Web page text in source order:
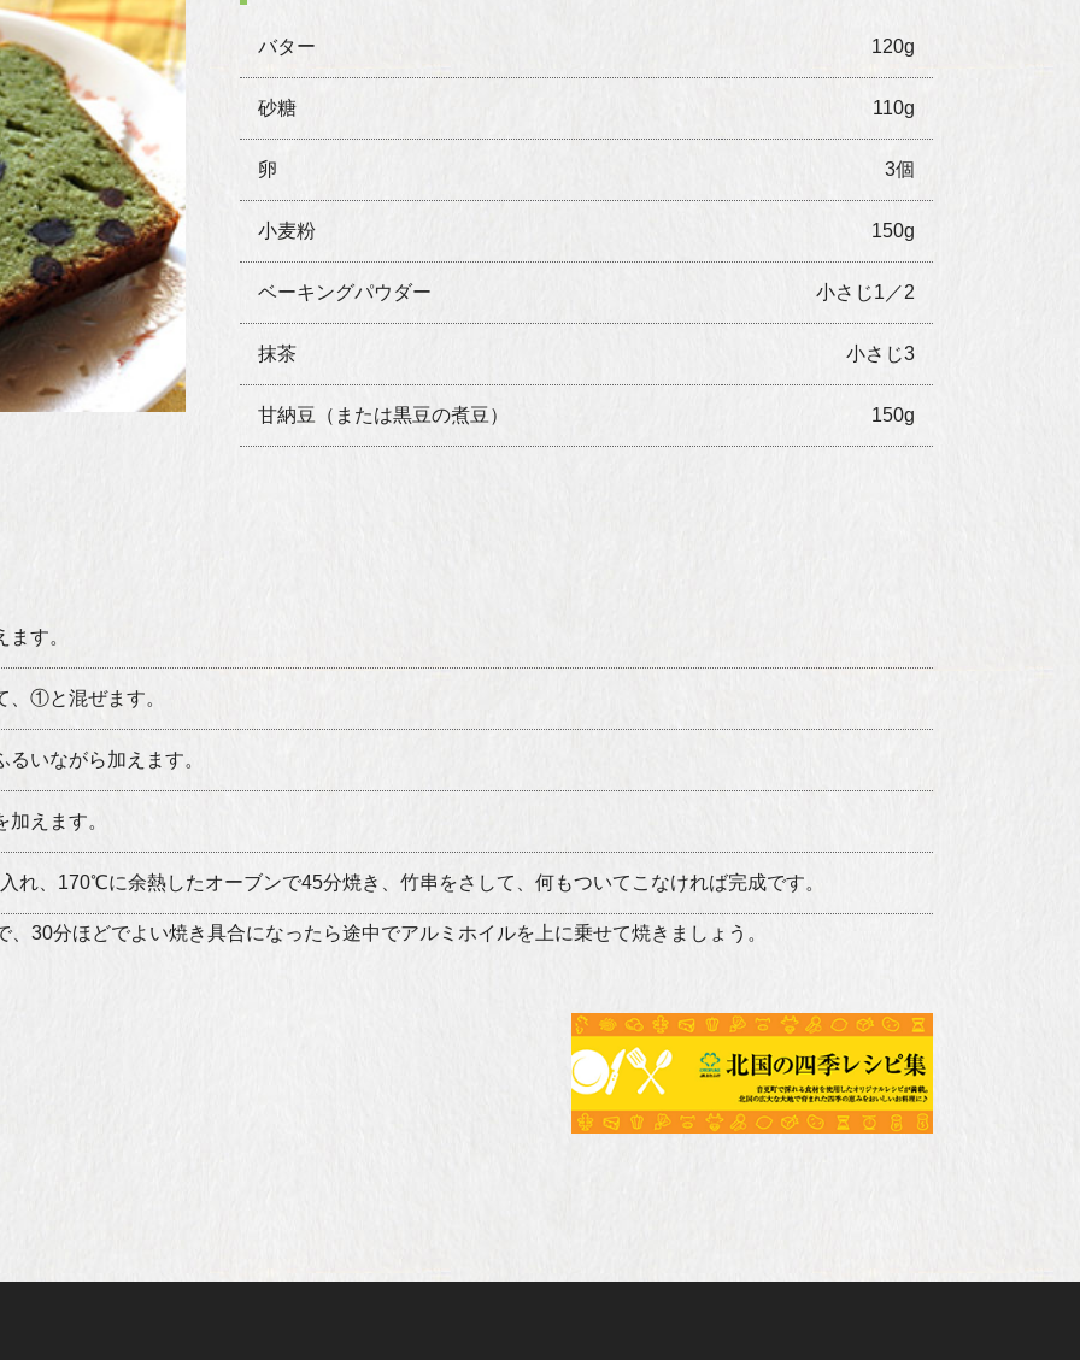
バター 120g
砂糖 110g
卵 3個
小麦粉 150g
ベーキングパウダー 小さじ1／2
抹茶 小さじ3
甘納豆（または黒豆の煮豆） 150g
す。
、①と混ぜます。
いながら加えます。
えます。
れ、170℃に余熱したオーブンで45分焼き、竹串をさして、何もついてこなければ完成です。
30分ほどでよい焼き具合になったら途中でアルミホイルを上に乗せて焼きましょう。